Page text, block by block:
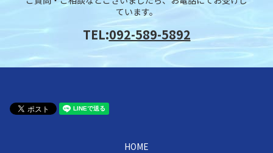
ています。
TEL:092-589-5892
HOME